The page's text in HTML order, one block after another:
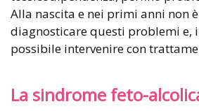
Alla nascita e nei primi anni non
diagnosticare questi problemi e,
possibile intervenire con
La sindrome feto-